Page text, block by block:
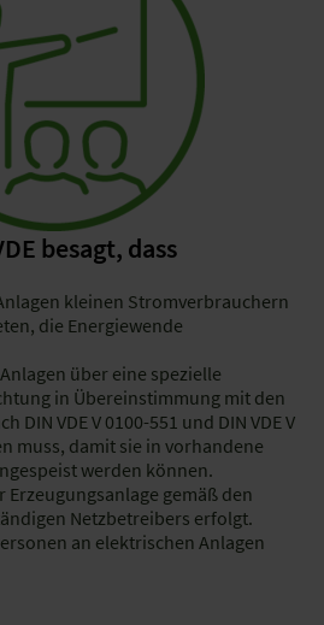
besagt, dass
kleinen Stromverbrauchern
die Energiewende
über eine spezielle
in Übereinstimmung mit den
DIN VDE V 0100-551 und DIN VDE V
muss, damit sie in vorhandene
werden können.
Erzeugungsanlage gemäß den
Netzbetreibers erfolgt.
an elektrischen Anlagen